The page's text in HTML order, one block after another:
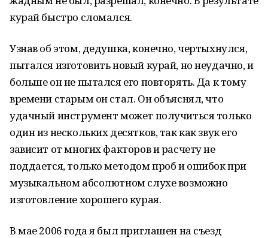
курай быстро сломался.
Узнав об этом, дедушка, конечно, чертыхнулся,
пытался изготовить новый курай, но неудачно, и
больше он не пытался его повторять. Да к тому
времени старым он стал. Он объяснял, что
удачный инструмент может получиться только
один из нескольких десятков, так как звук его
зависит от многих факторов и расчету не
поддается, только методом проб и ошибок при
музыкальном абсолютном слухе возможно
изготовление хорошего курая.
В мае 2006 года я был приглашен на съезд